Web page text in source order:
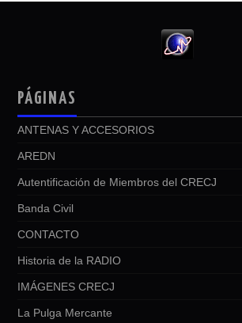
PÁGINAS
ANTENAS Y ACCESORIOS
AREDN
Autentificación de Miembros del CRECJ
Banda Civil
CONTACTO
Historia de la RADIO
IMÁGENES CRECJ
La Pulga Mercante